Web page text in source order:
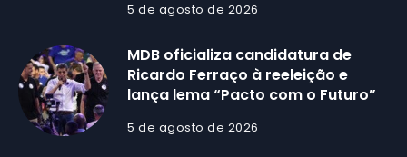
5 de agosto de 2026
MDB oficializa candidatura de
Ricardo Ferraço à reeleição e
lança lema “Pacto com o Futuro”
5 de agosto de 2026